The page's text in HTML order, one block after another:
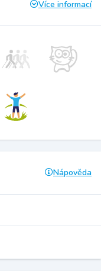
Více informací
Nápověda